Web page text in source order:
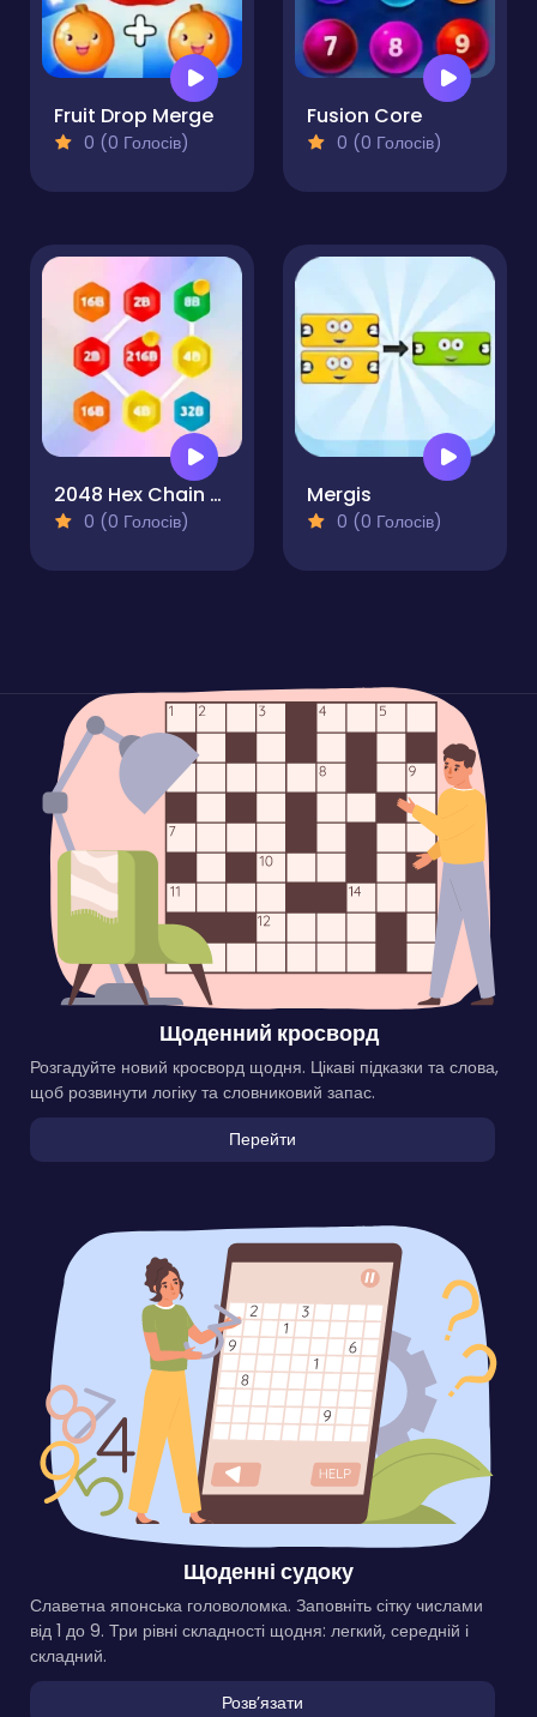
Fruit Drop Merge
0 (0 Голосів)
Fusion Core
0 (0 Голосів)
2048 Hex Chain Merge
0 (0 Голосів)
Mergis
0 (0 Голосів)
Щоденний кросворд
Розгадуйте новий кросворд щодня. Цікаві підказки та слова,
щоб розвинути логіку та словниковий запас.
Перейти
Щоденні судоку
Славетна японська головоломка. Заповніть сітку числами
від 1 до 9. Три рівні складності щодня: легкий, середній і
складний.
Розвʼязати